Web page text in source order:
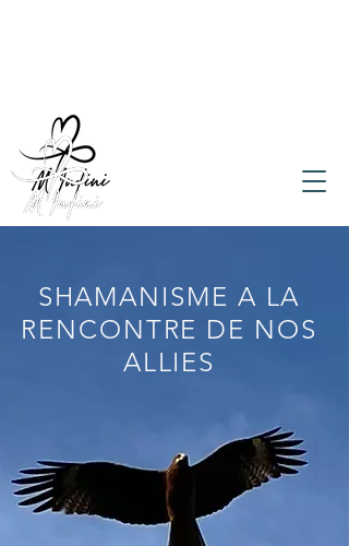
SHAMANISME A LA
RENCONTRE DE NOS
ALLIES